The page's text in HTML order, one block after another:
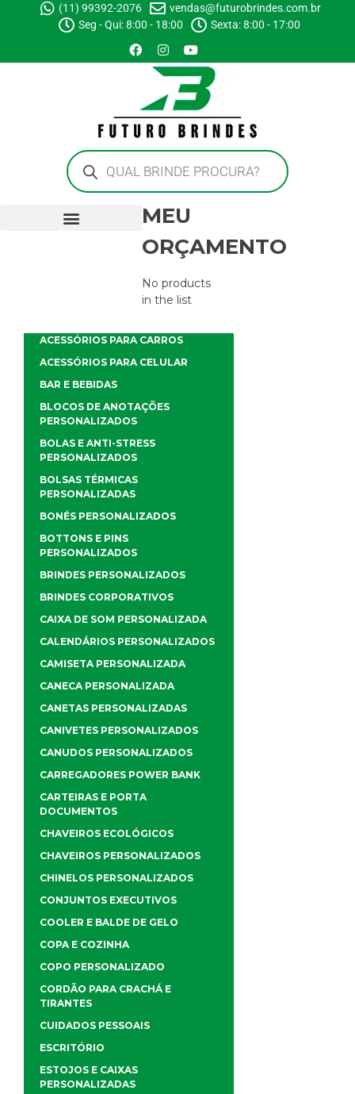
(11) 99392-2076
vendas@futurobrindes.com.br
Seg - Qui: 8:00 - 18:00
Sexta: 8:00 - 17:00
MEU
ORÇAMENTO
No products
in the list
ACESSÓRIOS PARA CARROS
ACESSÓRIOS PARA CELULAR
BAR E BEBIDAS
BLOCOS DE ANOTAÇÕES
PERSONALIZADOS
BOLAS E ANTI-STRESS
PERSONALIZADOS
BOLSAS TÉRMICAS
PERSONALIZADAS
BONÉS PERSONALIZADOS
BOTTONS E PINS
PERSONALIZADOS
BRINDES PERSONALIZADOS
BRINDES CORPORATIVOS
CAIXA DE SOM PERSONALIZADA
CALENDÁRIOS PERSONALIZADOS
CAMISETA PERSONALIZADA
CANECA PERSONALIZADA
CANETAS PERSONALIZADAS
CANIVETES PERSONALIZADOS
CANUDOS PERSONALIZADOS
CARREGADORES POWER BANK
CARTEIRAS E PORTA
DOCUMENTOS
CHAVEIROS ECOLÓGICOS
CHAVEIROS PERSONALIZADOS
CHINELOS PERSONALIZADOS
CONJUNTOS EXECUTIVOS
COOLER E BALDE DE GELO
COPA E COZINHA
COPO PERSONALIZADO
CORDÃO PARA CRACHÁ E
TIRANTES
CUIDADOS PESSOAIS
ESCRITÓRIO
ESTOJOS E CAIXAS
PERSONALIZADAS